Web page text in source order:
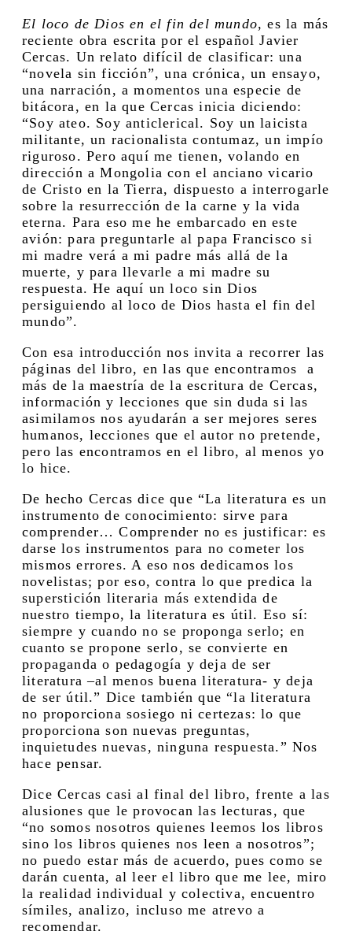
El loco de Dios en el fin del mundo, es la más
reciente obra escrita por el español Javier
Cercas. Un relato difícil de clasificar: una
“novela sin ficción”, una crónica, un ensayo,
una narración, a momentos una especie de
bitácora, en la que Cercas inicia diciendo:
“Soy ateo. Soy anticlerical. Soy un laicista
militante, un racionalista contumaz, un impío
riguroso. Pero aquí me tienen, volando en
dirección a Mongolia con el anciano vicario
de Cristo en la Tierra, dispuesto a interrogarle
sobre la resurrección de la carne y la vida
eterna. Para eso me he embarcado en este
avión: para preguntarle al papa Francisco si
mi madre verá a mi padre más allá de la
muerte, y para llevarle a mi madre su
respuesta. He aquí un loco sin Dios
persiguiendo al loco de Dios hasta el fin del
mundo”.
Con esa introducción nos invita a recorrer las
páginas del libro, en las que encontramos a
más de la maestría de la escritura de Cercas,
información y lecciones que sin duda si las
asimilamos nos ayudarán a ser mejores seres
humanos, lecciones que el autor no pretende,
pero las encontramos en el libro, al menos yo
lo hice.
De hecho Cercas dice que “La literatura es un
instrumento de conocimiento: sirve para
comprender… Comprender no es justificar: es
darse los instrumentos para no cometer los
mismos errores. A eso nos dedicamos los
novelistas; por eso, contra lo que predica la
superstición literaria más extendida de
nuestro tiempo, la literatura es útil. Eso sí:
siempre y cuando no se proponga serlo; en
cuanto se propone serlo, se convierte en
propaganda o pedagogía y deja de ser
literatura –al menos buena literatura- y deja
de ser útil.” Dice también que “la literatura
no proporciona sosiego ni certezas: lo que
proporciona son nuevas preguntas,
inquietudes nuevas, ninguna respuesta.” Nos
hace pensar.
Dice Cercas casi al final del libro, frente a las
alusiones que le provocan las lecturas, que
“no somos nosotros quienes leemos los libros
sino los libros quienes nos leen a nosotros”;
no puedo estar más de acuerdo, pues como se
darán cuenta, al leer el libro que me lee, miro
la realidad individual y colectiva, encuentro
símiles, analizo, incluso me atrevo a
recomendar.